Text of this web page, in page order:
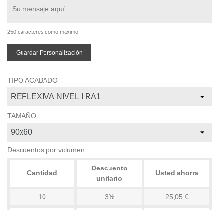
250 caracteres como máximo
Guardar Personalización
TIPO ACABADO
TAMAÑO
Descuentos por volumen
Cantidad
Descuento
unitario
Usted ahorra
10 3% 25,05 €